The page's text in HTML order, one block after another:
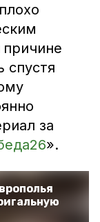
спустя
за
».